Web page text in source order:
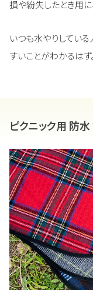
損や紛失したとき用に
いつも水やりしてい
すいことがわかるはず
ピクニック用 防